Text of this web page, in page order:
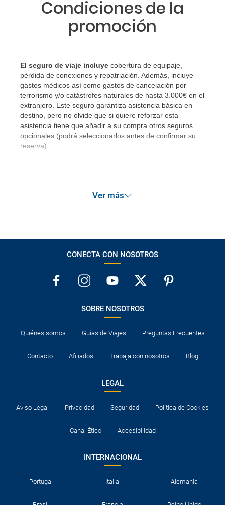
Condiciones de la
promoción
El seguro de viaje incluye cobertura de equipaje,
pérdida de conexiones y repatriación. Además, incluye
gastos médicos así como gastos de cancelación por
terrorismo y/o catástrofes naturales de hasta 3.000€ en el
extranjero. Este seguro garantiza asistencia básica en
destino, pero no olvide que si quiere reforzar esta
asistencia tiene que añadir a su compra otros seguros
opcionales (podrá seleccionarlos antes de confirmar su
reserva).
Ver más
CONECTA CON NOSOTROS
SOBRE NOSOTROS
Quiénes somos Guías de Viajes Preguntas Frecuentes
Contacto Afiliados Trabaja con nosotros Blog
LEGAL
Aviso Legal Privacidad Seguridad Política de Cookies
Canal Ético Accesibilidad
INTERNACIONAL
Portugal Italia Alemania